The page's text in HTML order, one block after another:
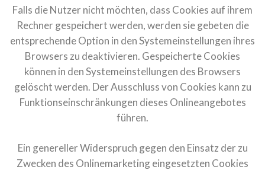
Falls die Nutzer nicht möchten, dass Cookies auf ihrem
Rechner gespeichert werden, werden sie gebeten die
entsprechende Option in den Systemeinstellungen ihres
Browsers zu deaktivieren. Gespeicherte Cookies
können in den Systemeinstellungen des Browsers
gelöscht werden. Der Ausschluss von Cookies kann zu
Funktionseinschränkungen dieses Onlineangebotes
führen.
Ein genereller Widerspruch gegen den Einsatz der zu
Zwecken des Onlinemarketing eingesetzten Cookies